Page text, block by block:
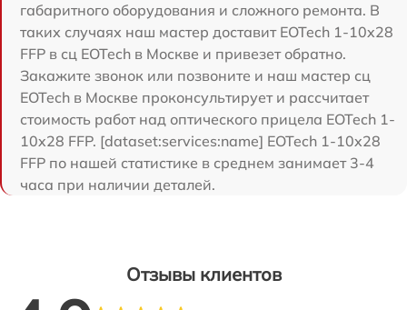
габаритного оборудования и сложного ремонта. В
таких случаях наш мастер доставит EOTech 1-10x28
FFP в сц EOTech в Москве и привезет обратно.
Закажите звонок или позвоните и наш мастер сц
EOTech в Москве проконсультирует и рассчитает
стоимость работ над оптического прицела EOTech 1-
10x28 FFP. [dataset:services:name] EOTech 1-10x28
FFP по нашей статистике в среднем занимает 3-4
часа при наличии деталей.
Отзывы клиентов